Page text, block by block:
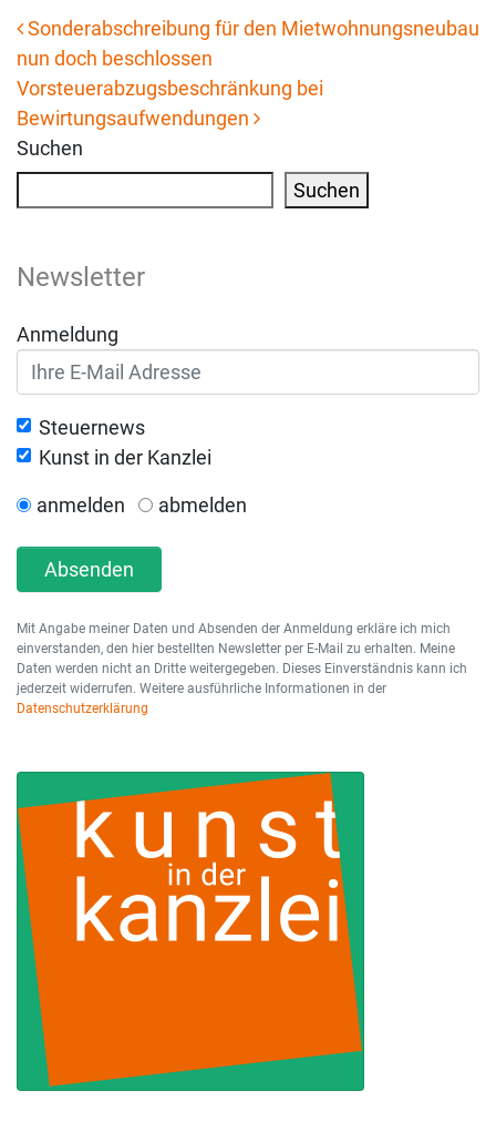
Beitrags-Navigation
Sonderabschreibung für den Mietwohnungsneubau
nun doch beschlossen
Vorsteuerabzugsbeschränkung bei
Bewirtungsaufwendungen
Suchen
Suchen
Newsletter
Anmeldung
Steuernews
Kunst in der Kanzlei
anmelden abmelden
Absenden
Mit Angabe meiner Daten und Absenden der Anmeldung erkläre ich mich
einverstanden, den hier bestellten Newsletter per E-Mail zu erhalten. Meine
Daten werden nicht an Dritte weitergegeben. Dieses Einverständnis kann ich
jederzeit widerrufen. Weitere ausführliche Informationen in der
Datenschutzerklärung